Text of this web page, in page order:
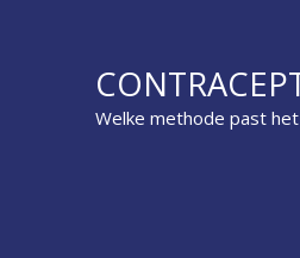
Welke methode past